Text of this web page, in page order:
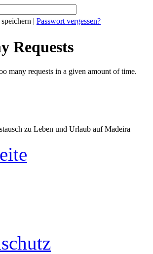
| Passwort vergessen?
zu Leben und Urlaub auf Madeira